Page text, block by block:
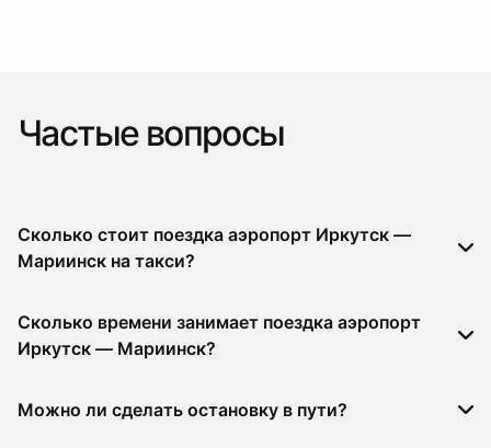
Частые вопросы
Сколько стоит поездка аэропорт Иркутск —
Мариинск на такси?
Сколько времени занимает поездка аэропорт
Иркутск — Мариинск?
Можно ли сделать остановку в пути?